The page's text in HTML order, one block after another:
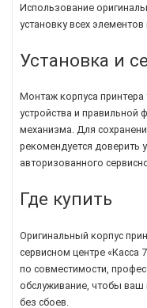
Использование
установку всех
Установка и
Монтаж корпуса принтера
устройства и правильной
механизма. Для
рекомендуется доверить
авторизованного
Где купить
Оригинальный корпус
сервисном центре «Касса
по совместимости,
обслуживание, чтобы ваш
без сбоев.